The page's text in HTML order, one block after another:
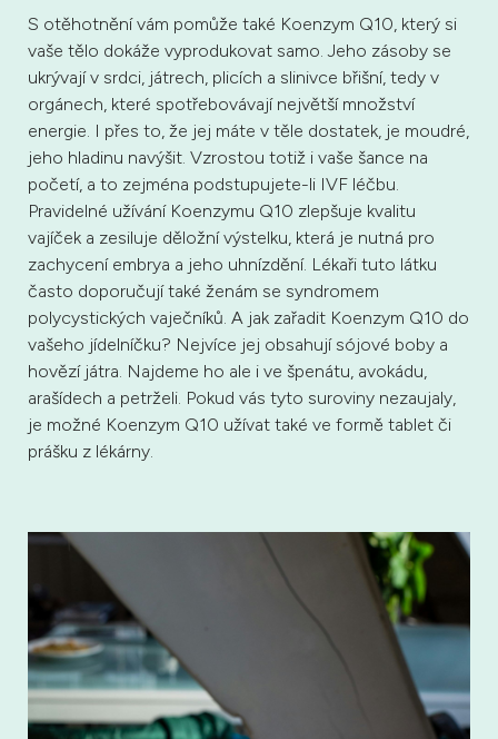
S otěhotnění vám pomůže také Koenzym Q10, který si
vaše tělo dokáže vyprodukovat samo. Jeho zásoby se
ukrývají v srdci, játrech, plicích a slinivce břišní, tedy v
orgánech, které spotřebovávají největší množství
energie. I přes to, že jej máte v těle dostatek, je moudré,
jeho hladinu navýšit. Vzrostou totiž i vaše šance na
početí, a to zejména podstupujete-li IVF léčbu.
Pravidelné užívání Koenzymu Q10 zlepšuje kvalitu
vajíček a zesiluje děložní výstelku, která je nutná pro
zachycení embrya a jeho uhnízdění. Lékaři tuto látku
často doporučují také ženám se syndromem
polycystických vaječníků. A jak zařadit Koenzym Q10 do
vašeho jídelníčku? Nejvíce jej obsahují sójové boby a
hovězí játra. Najdeme ho ale i ve špenátu, avokádu,
arašídech a petrželi. Pokud vás tyto suroviny nezaujaly,
je možné Koenzym Q10 užívat také ve formě tablet či
prášku z lékárny.